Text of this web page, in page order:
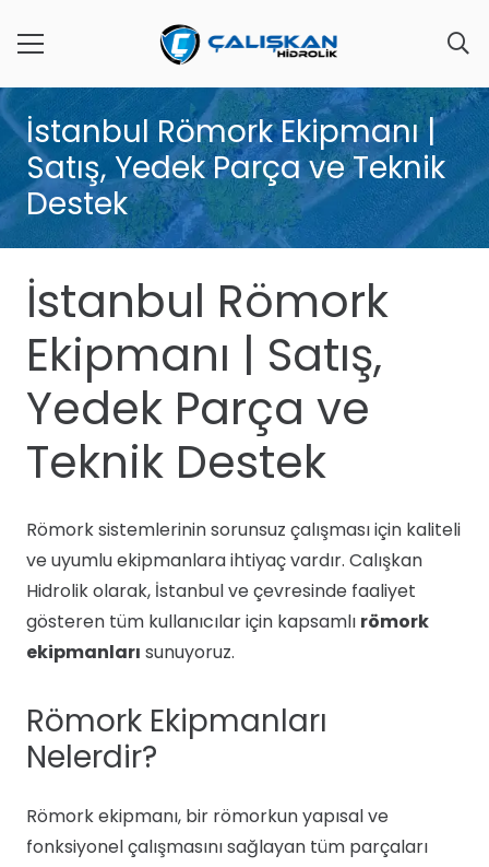
İstanbul Römork Ekipmanı |
Satış, Yedek Parça ve Teknik
Destek
İstanbul Römork
Ekipmanı | Satış,
Yedek Parça ve
Teknik Destek
Römork sistemlerinin sorunsuz çalışması için kaliteli
ve uyumlu ekipmanlara ihtiyaç vardır. Calışkan
Hidrolik olarak, İstanbul ve çevresinde faaliyet
gösteren tüm kullanıcılar için kapsamlı römork
ekipmanları sunuyoruz.
Römork Ekipmanları
Nelerdir?
Römork ekipmanı, bir römorkun yapısal ve
fonksiyonel çalışmasını sağlayan tüm parçaları